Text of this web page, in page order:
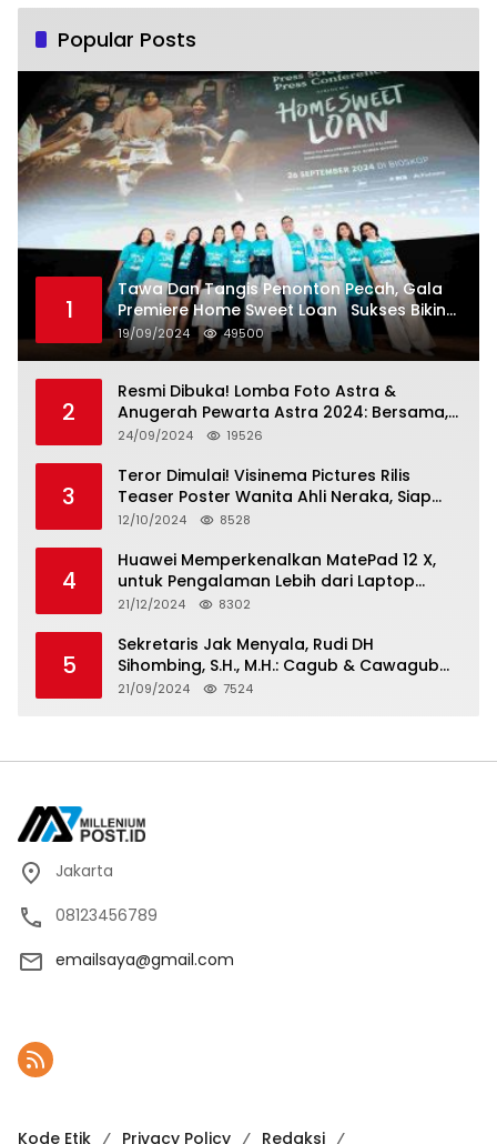
Bangsa Menuju Indonesia Emas 2045”,
Popular Posts
1
Tawa Dan Tangis Penonton Pecah, Gala
Premiere Home Sweet Loan Sukses Bikin
Penonton Lihat Diri Sendiri di Layar
19/09/2024 49500
2
Resmi Dibuka! Lomba Foto Astra &
Anugerah Pewarta Astra 2024: Bersama,
Berkarya, Berkelanjutan
24/09/2024 19526
3
Teror Dimulai! Visinema Pictures Rilis
Teaser Poster Wanita Ahli Neraka, Siap
Tayang di Bioskop 14 November 2024
12/10/2024 8528
4
Huawei Memperkenalkan MatePad 12 X,
untuk Pengalaman Lebih dari Laptop
dengan Layar Ultra Bright dan Desain
Standar Baru untuk Produktivitas di Mana
Saja
21/12/2024 8302
5
Sekretaris Jak Menyala, Rudi DH
Sihombing, S.H., M.H.: Cagub & Cawagub
DKI Jakarta Pramono Anung dan Rano
21/09/2024 7524
Jakarta
08123456789
emailsaya@gmail.com
Kode Etik Privacy Policy Redaksi